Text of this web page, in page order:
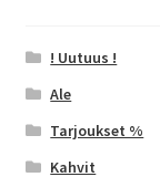
! Uutuus !
Ale
Tarjoukset %
Kahvit